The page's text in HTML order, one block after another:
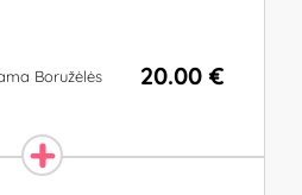
Boružėlės 20.00 €